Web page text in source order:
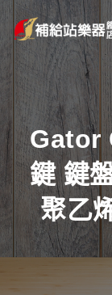
Gator
鍵 鍵
聚乙